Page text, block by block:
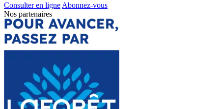
Consulter en ligne Abonnez-vous
Nos partenaires